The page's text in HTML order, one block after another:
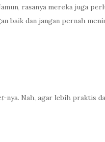
rasanya mereka juga
baik dan jangan pernah
-nya. Nah, agar lebih praktis